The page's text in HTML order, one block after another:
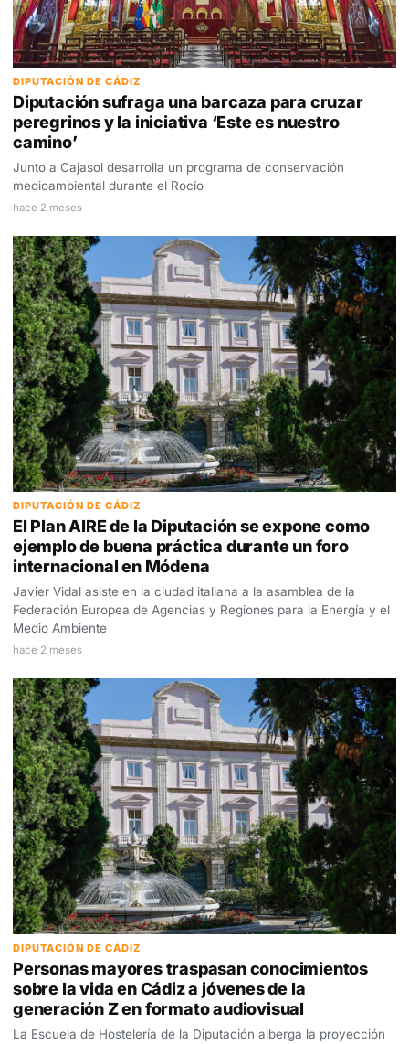
DIPUTACIÓN DE CÁDIZ
Diputación sufraga una barcaza para cruzar
peregrinos y la iniciativa ‘Este es nuestro
camino’
Junto a Cajasol desarrolla un programa de conservación
medioambiental durante el Rocío
hace 2 meses
DIPUTACIÓN DE CÁDIZ
El Plan AIRE de la Diputación se expone como
ejemplo de buena práctica durante un foro
internacional en Módena
Javier Vidal asiste en la ciudad italiana a la asamblea de la
Federación Europea de Agencias y Regiones para la Energía y el
Medio Ambiente
hace 2 meses
DIPUTACIÓN DE CÁDIZ
Personas mayores traspasan conocimientos
sobre la vida en Cádiz a jóvenes de la
generación Z en formato audiovisual
La Escuela de Hostelería de la Diputación alberga la proyección